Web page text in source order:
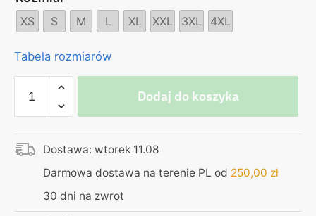
XS S M L XL XXL 3XL 4XL
Tabela rozmiarów
Koszulka
–
Domino
Jachaś
Dodaj do koszyka
Dostawa: wtorek 11.08
Darmowa dostawa na terenie PL od 250,00 zł
30 dni na zwrot